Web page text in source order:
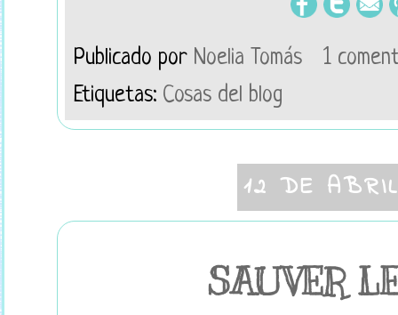
Publicado por Noelia Tomás
1
Etiquetas: Cosas del blog
12 DE
SAUVER